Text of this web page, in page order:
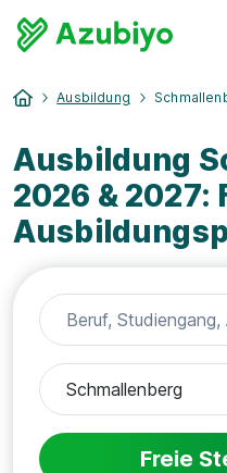
Ausbildung
Ausbildung
2026 & 2027:
Freie